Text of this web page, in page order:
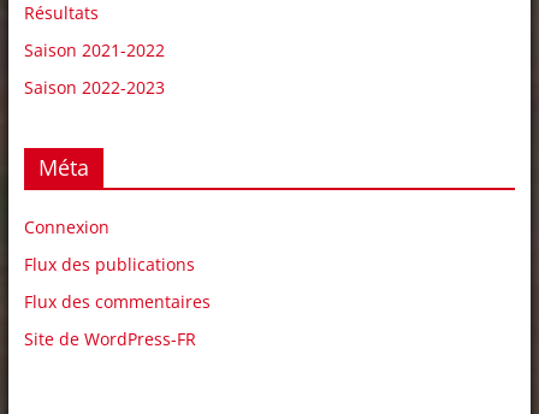
Résultats
Saison 2021-2022
Saison 2022-2023
Méta
Connexion
Flux des publications
Flux des commentaires
Site de WordPress-FR